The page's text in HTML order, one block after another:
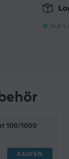
Auf
100/1000
KAUFEN